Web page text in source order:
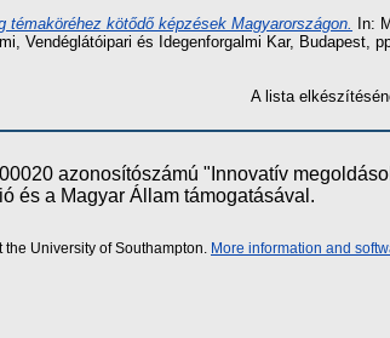
témaköréhez kötődő képzések Magyarországon.
In:
Vendéglátóipari és Idegenforgalmi Kar, Budapest,
A lista
azonosítószámú "Innovatív
és a Magyar Állam támogatásával.
the University of Southampton. More information and